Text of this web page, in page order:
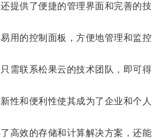
供了便捷的管理界面和完善的技
的控制面板，方便地管理和监控
联系松果云的技术团队，即可得
和便利性使其成为了企业和个人
效的存储和计算解决方案，还能